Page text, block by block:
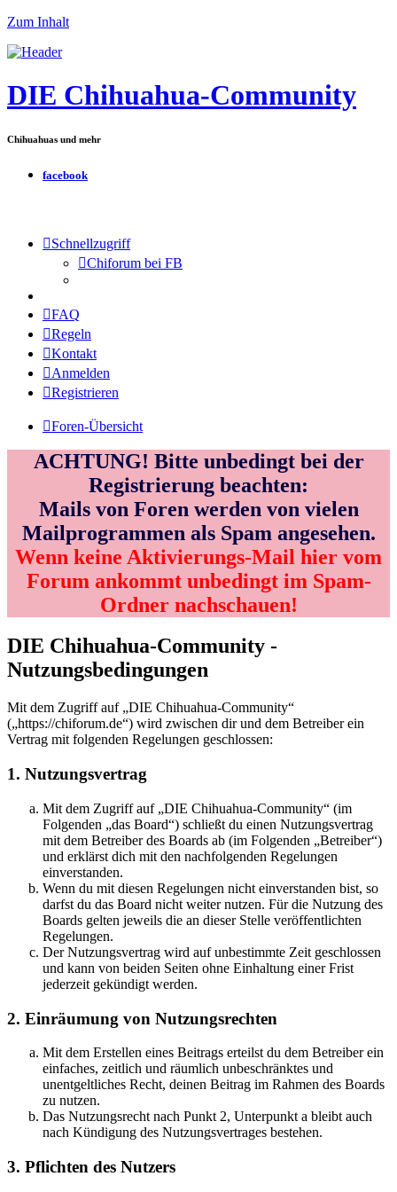
Zum Inhalt
DIE Chihuahua-Community
Chihuahuas und mehr
facebook
Schnellzugriff
Chiforum bei FB
FAQ
Regeln
Kontakt
Anmelden
Registrieren
Foren-Übersicht
ACHTUNG! Bitte unbedingt bei der
Registrierung beachten:
Mails von Foren werden von vielen
Mailprogrammen als Spam angesehen.
Wenn keine Aktivierungs-Mail hier vom
Forum ankommt unbedingt im Spam-
Ordner nachschauen!
DIE Chihuahua-Community -
Nutzungsbedingungen
Mit dem Zugriff auf „DIE Chihuahua-Community“
(„https://chiforum.de“) wird zwischen dir und dem Betreiber ein
Vertrag mit folgenden Regelungen geschlossen:
1. Nutzungsvertrag
Mit dem Zugriff auf „DIE Chihuahua-Community“ (im
Folgenden „das Board“) schließt du einen Nutzungsvertrag
mit dem Betreiber des Boards ab (im Folgenden „Betreiber“)
und erklärst dich mit den nachfolgenden Regelungen
einverstanden.
Wenn du mit diesen Regelungen nicht einverstanden bist, so
darfst du das Board nicht weiter nutzen. Für die Nutzung des
Boards gelten jeweils die an dieser Stelle veröffentlichten
Regelungen.
Der Nutzungsvertrag wird auf unbestimmte Zeit geschlossen
und kann von beiden Seiten ohne Einhaltung einer Frist
jederzeit gekündigt werden.
2. Einräumung von Nutzungsrechten
Mit dem Erstellen eines Beitrags erteilst du dem Betreiber ein
einfaches, zeitlich und räumlich unbeschränktes und
unentgeltliches Recht, deinen Beitrag im Rahmen des Boards
zu nutzen.
Das Nutzungsrecht nach Punkt 2, Unterpunkt a bleibt auch
nach Kündigung des Nutzungsvertrages bestehen.
3. Pflichten des Nutzers